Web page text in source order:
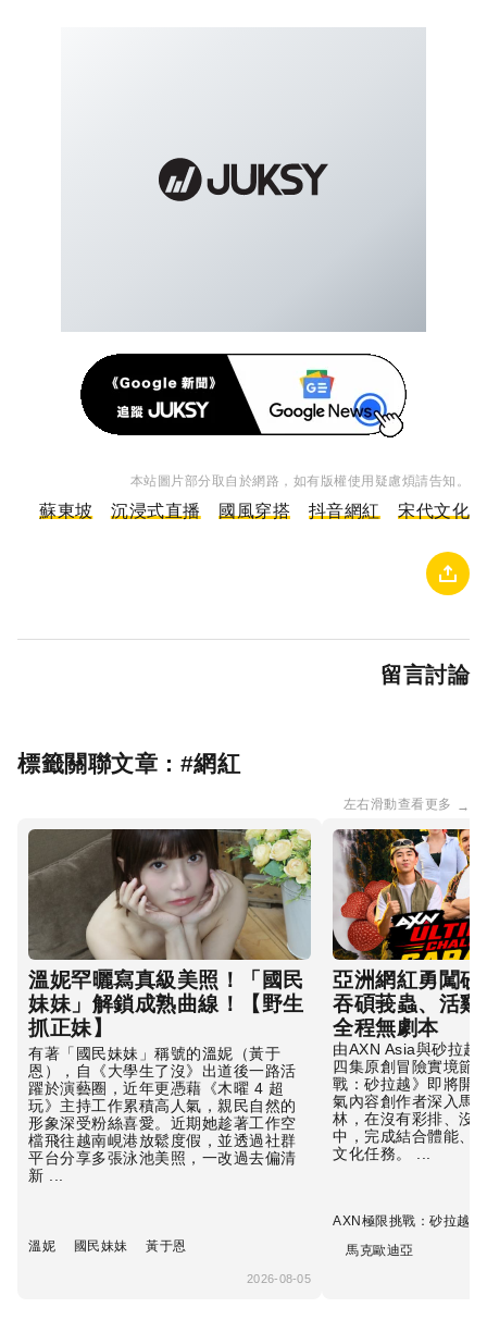
本站圖片部分取自於網路，如有版權使用疑慮煩請告知。
蘇東坡 沉浸式直播 國風穿搭 抖音網紅 宋代文化
留言討論
標籤關聯文章 : #網紅
左右滑動查看更多 →
溫妮罕曬寫真級美照！「國民
妹妹」解鎖成熟曲線！【野生
抓正妹】
有著「國民妹妹」稱號的溫妮（黃于
恩），自《大學生了沒》出道後一路活
躍於演藝圈，近年更憑藉《木曜 4 超
玩》主持工作累積高人氣，親民自然的
形象深受粉絲喜愛。近期她趁著工作空
檔飛往越南峴港放鬆度假，並透過社群
平台分享多張泳池美照，一改過去偏清
新 ...
溫妮 國民妹妹 黃于恩
2026-08-05
亞洲網紅勇闖
吞碩莪蟲、活
全程無劇本
由AXN Asia與砂拉越
四集原創冒險實境節
戰：砂拉越》即將開
氣內容創作者深入馬
林，在沒有彩排、沒
中，完成結合體能、
文化任務。 ...
AXN極限挑戰：砂拉越
馬克歐迪亞